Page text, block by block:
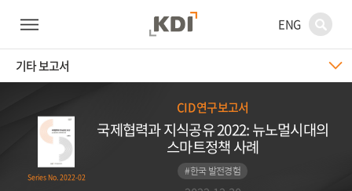
ENG
기타 보고서
Series No. 2022-02
CID 연구보고서
국제협력과 지식공유 2022: 뉴노멀시대의
스마트정책 사례
#한국 발전경험